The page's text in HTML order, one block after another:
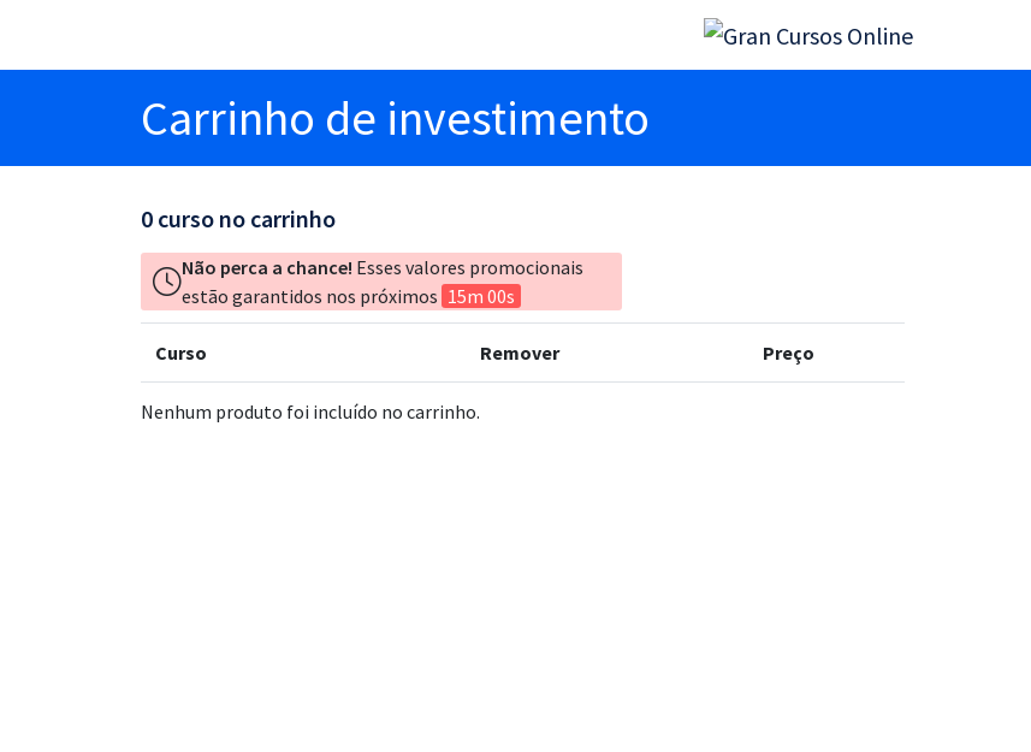
Carrinho de investimento
0 curso no carrinho
Não perca a chance! Esses valores promocionais
estão garantidos nos próximos 15m 00s
Curso Remover Preço
Nenhum produto foi incluído no carrinho.